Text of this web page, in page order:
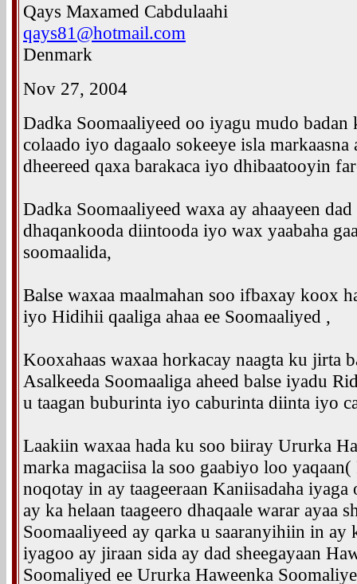
Qays Maxamed Cabdulaahi
qays81@hotmail.com
Denmark
Nov 27, 2004
Dadka Soomaaliyeed oo iyagu mudo badan
colaado iyo dagaalo sokeeye isla markaasna
dheereed qaxa barakaca iyo dhibaatooyin
Dadka Soomaaliyeed waxa ay ahaayeen
dhaqankooda diintooda iyo wax yaabaha
soomaalida,
Balse waxaa maalmahan soo ifbaxay koox
iyo Hidihii qaaliga ahaa ee Soomaaliyed ,
Kooxahaas waxaa horkacay naagta ku jirta
Asalkeeda Soomaaliga aheed balse iyadu
u taagan buburinta iyo caburinta diinta iyo
Laakiin waxaa hada ku soo biiray Ururka
marka magaciisa la soo gaabiyo loo
noqotay in ay taageeraan Kaniisadaha
ay ka helaan taageero dhaqaale warar ayaa
Soomaaliyeed ay qarka u saaranyihiin in
iyagoo ay jiraan sida ay dad sheegayaan
Soomaliyed ee Ururka Haweenka